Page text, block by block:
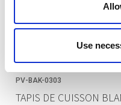
Use
PV-BAK-0303
TAPIS DE CUISSON